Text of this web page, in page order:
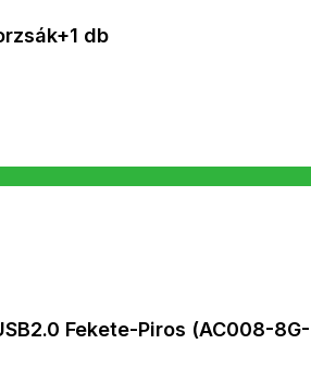
db
Fekete-Piros (AC008-8G-